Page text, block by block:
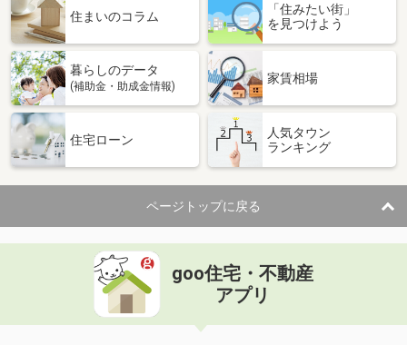
住まいのコラム
「住みたい街」
を見つけよう
暮らしのデータ
(補助金・助成金情報)
家賃相場
住宅ローン
人気タウン
ランキング
ページトップに戻る
goo住宅・不動産
アプリ